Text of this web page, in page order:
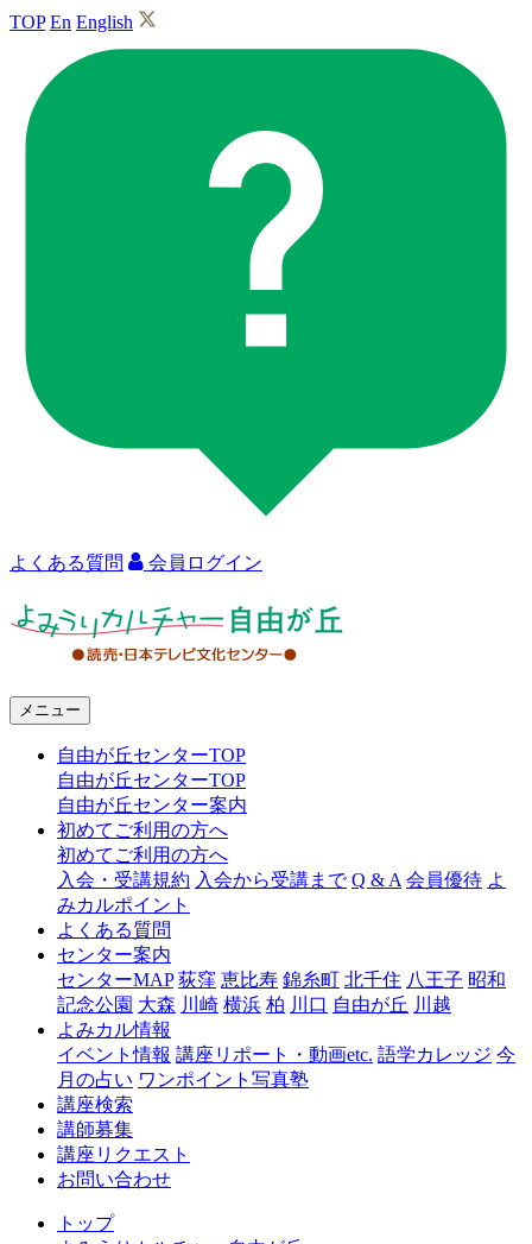
TOP En English
よくある質問 会員ログイン
ャ
由
丘
メニュー
自由が丘センターTOP
自由が丘センターTOP
自由が丘センター案内
初めてご利用の方へ
初めてご利用の方へ
入会・受講規約 入会から受講まで Q & A 会員優待 よ
みカルポイント
よくある質問
センター案内
センターMAP 荻窪 恵比寿 錦糸町 北千住 八王子 昭和
記念公園 大森 川崎 横浜 柏 川口 自由が丘 川越
よみカル情報
イベント情報 講座リポート・動画etc. 語学カレッジ 今
月の占い ワンポイント写真塾
講座検索
講師募集
講座リクエスト
お問い合わせ
トップ